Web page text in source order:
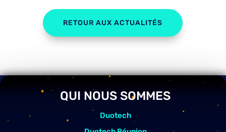
RETOUR AUX ACTUALITÉS
QUI NOUS SOMMES
Duotech